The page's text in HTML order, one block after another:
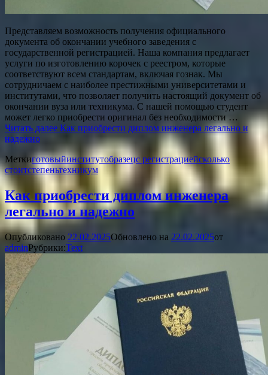
Представляем возможность получения официального
документа об окончании учебного заведения с
государственной регистрацией. Наша компания предлагает
услуги по изготовлению корочек с реестром, которые
соответствуют всем стандартам, включая гознак. Мы
сотрудничаем с наиболее престижными университетами и
институтами, что позволяет получить настоящий документ об
окончании вуза или техникума. С нашей помощью студент
может легко приобрести оригинал без необходимости …
Читать далее Как приобрести диплом инженера легально и
надежно
Меткиготовыйинститутобразецс регистрациейсколько
стоитстепеньтехникум
Как приобрести диплом инженера
легально и надежно
Опубликовано 22.02.2025Обновлено на 22.02.2025от
adminРубрики:Text